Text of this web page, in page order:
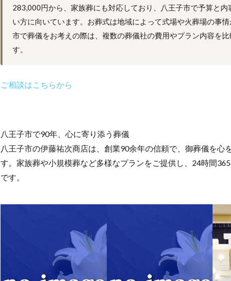
283,000円から、家族葬にも対応しており、八王子市で予算と内
い方に向いています。お葬式は地域によって式場や火葬場の事
市で葬儀をお考えの際は、複数の葬儀社の費用やプラン内容を
す。
ご相談はこちらから
八王子市で90年、心に寄り添う葬儀
八王子市の伊藤祐次商店は、創業90余年の信頼で、御葬儀を心
す。家族葬や小規模葬など多様なプランをご提供し、24時間
です。